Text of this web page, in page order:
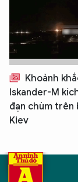
Khoảnh
Iskander-M
đạn chùm trên
Kiev